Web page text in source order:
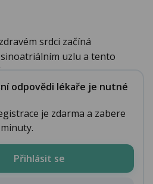
srdci začíná
uzlu a tento
odpovědi lékaře je nutné
je zdarma a zabere
Přihlásit se